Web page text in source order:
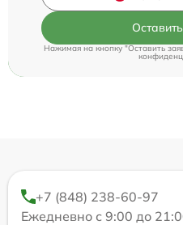
Нажимая на кнопку "Оставить
+7 (848) 238-60-97
Ежедневно с 9:00 до